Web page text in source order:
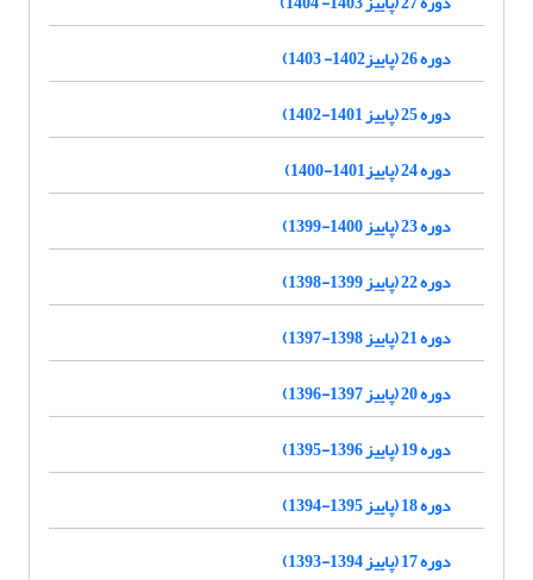
دوره 26 (پاییز1402- 1403)
دوره 25 (پاییز 1401-1402)
دوره 24 (پاییز1401-1400)
دوره 23 (پاییز 1400-1399)
دوره 22 (پاییز 1399-1398)
دوره 21 (پاییز 1398-1397)
دوره 20 (پاییز 1397-1396)
دوره 19 (پاییز 1396-1395)
دوره 18 (پاییز 1395-1394)
دوره 17 (پاییز 1394-1393)